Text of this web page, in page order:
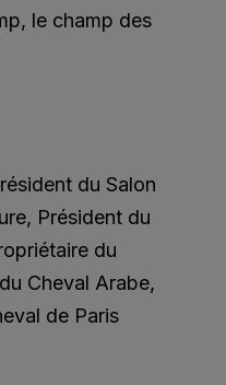
le champ des
du Salon
Président du
du
Cheval Arabe,
de Paris